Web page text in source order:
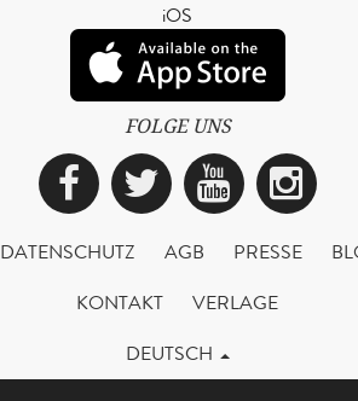
iOS
FOLGE UNS
Facebook
Twitter
DATENSCHUTZ AGB PRESSE
KONTAKT
VERLAGE
DEUTSCH